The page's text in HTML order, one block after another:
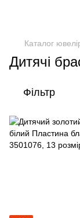
Каталог
Дитячі
Фільтр